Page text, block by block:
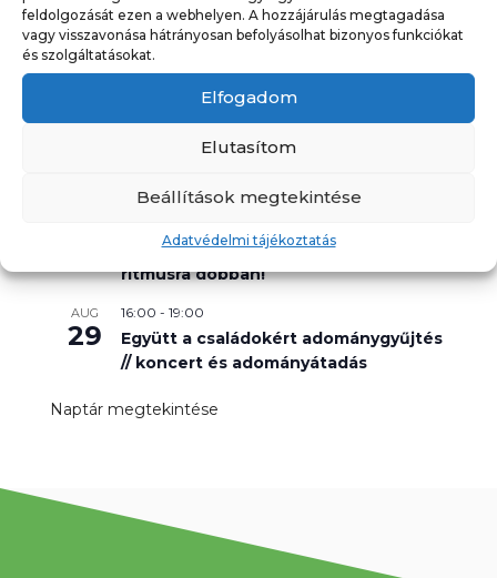
feldolgozását ezen a webhelyen. A hozzájárulás megtagadása
vagy visszavonása hátrányosan befolyásolhat bizonyos funkciókat
és szolgáltatásokat.
Elfogadom
Elutasítom
Beállítások megtekintése
Adatvédelmi tájékoztatás
Nyárzáró matiné – Robin Hood
AUG
27
20:00 22:00
Cukorbaba – Fodor Annamária
előadásában
Garden Latin Night Party – ahol a nyár
ritmusra dobban!
AUG
29
16:00 - 19:00
Együtt a családokért adománygyűjtés
// koncert és adományátadás
Naptár megtekintése